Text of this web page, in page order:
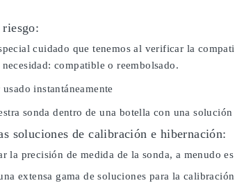
cuidado que tenemos al verificar la
necesidad: compatible o reembolsado.
instantáneamente
sonda dentro de una botella con una
soluciones de calibración e hibernación:
la precisión de medida de la sonda, a menudo
extensa gama de soluciones para la